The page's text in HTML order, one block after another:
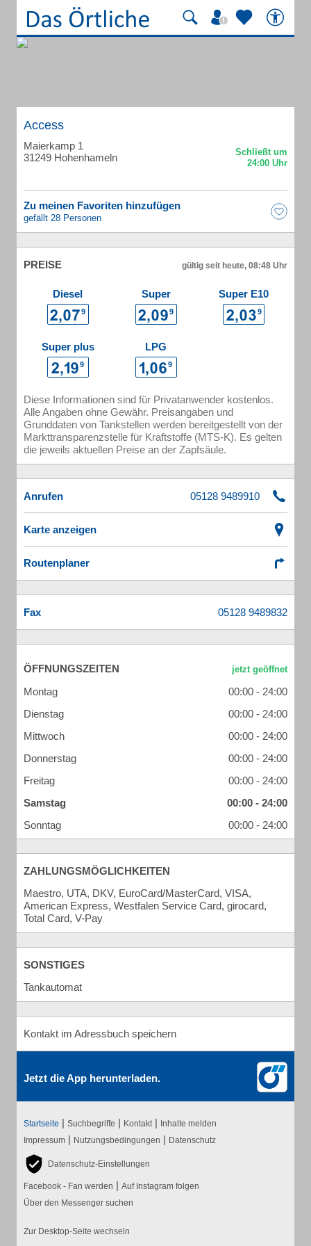
Access
Maierkamp 1
31249 Hohenhameln
Zu meinen Favoriten hinzufügen
gefällt 28 Personen
PREISE gültig seit heute, 08:48 Uhr
Diesel Super Super E10
Super plus LPG
Diese Informationen sind für Privatanwender kostenlos.
Alle Angaben ohne Gewähr. Preisangaben und
Grunddaten von Tankstellen werden bereitgestellt von der
Markttransparenzstelle für Kraftstoffe (MTS-K). Es gelten
die jeweils aktuellen Preise an der Zapfsäule.
Anrufen
Karte anzeigen
Routenplaner
Fax
ÖFFNUNGSZEITEN
Montag
00:00 - 24:00
Dienstag
00:00 - 24:00
Mittwoch
00:00 - 24:00
Donnerstag
00:00 - 24:00
Freitag
00:00 - 24:00
Samstag
00:00 - 24:00
Sonntag
00:00 - 24:00
ZAHLUNGSMÖGLICHKEITEN
Maestro, UTA, DKV, EuroCard/MasterCard, VISA,
American Express, Westfalen Service Card, girocard,
Total Card, V-Pay
SONSTIGES
Tankautomat
Kontakt im Adressbuch speichern
Jetzt die App herunterladen.
Startseite | Suchbegriffe | Kontakt | Inhalte melden
Impressum | Nutzungsbedingungen | Datenschutz
Datenschutz-Einstellungen
Facebook - Fan werden | Auf Instagram folgen
Über den Messenger suchen
Zur Desktop-Seite wechseln